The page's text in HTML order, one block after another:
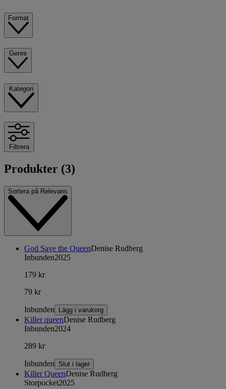
Format
Filtrera
Produkter (3)
Sortera på Relevans
God Save the QueenDenise Rudberg
Inbunden2025
179 kr
79 kr
Inbunden Lägg i varukorg
Killer queenDenise Rudberg
Inbunden2024
289 kr
Inbunden Slut i lager
Killer QueenDenise Rudberg
Storpocket2025